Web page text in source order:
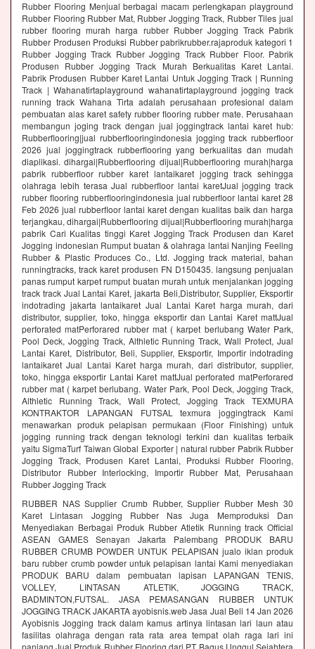
Rubber Flooring Menjual berbagai macam perlengkapan playground
Rubber Flooring Rubber Mat, Rubber Jogging Track, Rubber Tiles jual
rubber flooring murah harga rubber Rubber Jogging Track Pabrik
Rubber Produsen Produksi Rubber pabrikrubber.rajaproduk kategori 1
Rubber Jogging Track Rubber Jogging Track Rubber Floor. Pabrik
Produsen Rubber Jogging Track Murah Berkualitas Karet Lantai.
Pabrik Produsen Rubber Karet Lantai Untuk Jogging Track | Running
Track | Wahanatirtaplayground wahanatirtaplayground jogging track
running track Wahana Tirta adalah perusahaan profesional dalam
pembuatan alas karet safety rubber flooring rubber mate. Perusahaan
membangun joging track dengan jual joggingtrack lantai karet hub:
Rubberflooring|jual rubberflooringindonesia jogging track rubberfloor
2026 jual joggingtrack rubberflooring yang berkualitas dan mudah
diaplikasi. dihargai|Rubberflooring dijual|Rubberflooring murah|harga
pabrik rubberfloor rubber karet lantaikaret jogging track sehingga
olahraga lebih terasa Jual rubberfloor lantai karetJual jogging track
rubber flooring rubberflooringindonesia jual rubberfloor lantai karet 28
Feb 2026 jual rubberfloor lantai karet dengan kualitas baik dan harga
terjangkau, dihargai|Rubberflooring dijual|Rubberflooring murah|harga
pabrik Cari Kualitas tinggi Karet Jogging Track Produsen dan Karet
Jogging indonesian Rumput buatan & olahraga lantai Nanjing Feeling
Rubber & Plastic Produces Co., Ltd. Jogging track material, bahan
runningtracks, track karet produsen FN D150435. langsung penjualan
panas rumput karpet rumput buatan murah untuk menjalankan jogging
track track Jual Lantai Karet, jakarta Beli,Distributor, Supplier, Eksportir
indotrading jakarta lantaikaret Jual Lantai Karet harga murah, dari
distributor, supplier, toko, hingga eksportir dan Lantai Karet mattJual
perforated matPerforared rubber mat ( karpet berlubang Water Park,
Pool Deck, Jogging Track, Althletic Running Track, Wall Protect, Jual
Lantai Karet, Distributor, Beli, Supplier, Eksportir, Importir indotrading
lantaikaret Jual Lantai Karet harga murah, dari distributor, supplier,
toko, hingga eksportir Lantai Karet mattJual perforated matPerforared
rubber mat ( karpet berlubang. Water Park, Pool Deck, Jogging Track,
Althletic Running Track, Wall Protect, Jogging Track TEXMURA
KONTRAKTOR LAPANGAN FUTSAL texmura joggingtrack Kami
menawarkan produk pelapisan permukaan (Floor Finishing) untuk
jogging running track dengan teknologi terkini dan kualitas terbaik
yaitu SigmaTurf Taiwan Global Exporter | natural rubber Pabrik Rubber
Jogging Track, Produsen Karet Lantai, Produksi Rubber Flooring,
Distributor Rubber Interlocking, Importir Rubber Mat, Perusahaan
Rubber Jogging Track
RUBBER NAS Supplier Crumb Rubber, Supplier Rubber Mesh 30
Karet Lintasan Jogging Rubber Nas Juga Memproduksi Dan
Menyediakan Berbagai Produk Rubber Atletik Running track Official
ASEAN GAMES Senayan Jakarta Palembang PRODUK BARU
RUBBER CRUMB POWDER UNTUK PELAPISAN jualo iklan produk
baru rubber crumb powder untuk pelapisan lantai Kami menyediakan
PRODUK BARU dalam pembuatan lapisan LAPANGAN TENIS,
VOLLEY, LINTASAN ATLETIK, JOGGING TRACK,
BADMINTON,FUTSAL. JASA PEMASANGAN RUBBER UNTUK
JOGGING TRACK JAKARTA ayobisnis.web Jasa Jual Beli 14 Jan 2026
Ayobisnis Jogging track dalam kamus artinya lintasan lari laun atau
fasilitas olahraga dengan rata rata area tempat olah raga lari ini